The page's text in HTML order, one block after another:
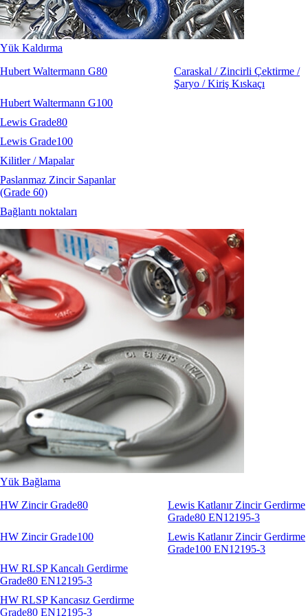
Yük Kaldırma
Hubert Waltermann G80
Hubert Waltermann G100
Lewis Grade80
Lewis Grade100
Kilitler / Mapalar
Paslanmaz Zincir Sapanlar
(Grade 60)
Bağlantı noktaları
Caraskal / Zincirli Çektirme /
Şaryo / Kiriş Kıskaçı
Yük Bağlama
HW Zincir Grade80
HW Zincir Grade100
HW RLSP Kancalı Gerdirme
Grade80 EN12195-3
HW RLSP Kancasız Gerdirme
Grade80 EN12195-3
Lewis Katlanır Zincir Gerdirme
Grade80 EN12195-3
Lewis Katlanır Zincir Gerdirme
Grade100 EN12195-3